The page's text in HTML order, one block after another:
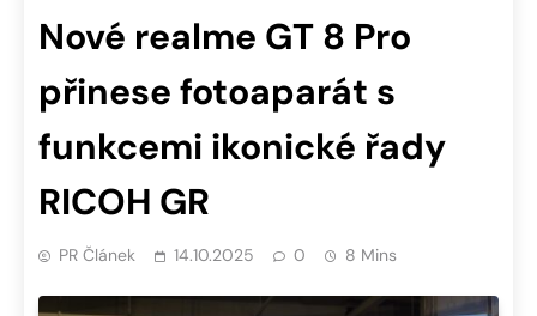
Nové realme GT 8 Pro
přinese fotoaparát s
funkcemi ikonické řady
RICOH GR
PR Článek 14.10.2025 0 8 Mins